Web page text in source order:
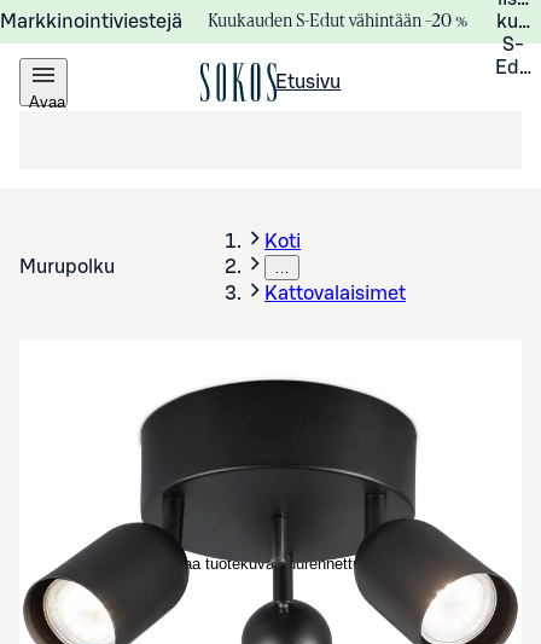
Markkinointiviestejä Kuukauden S-Edut vähintään –20 %
S-
Avaa
Etusivu
Murupolku
Koti
…
Kattovalaisimet
Avaa tuotekuva suurennettuna